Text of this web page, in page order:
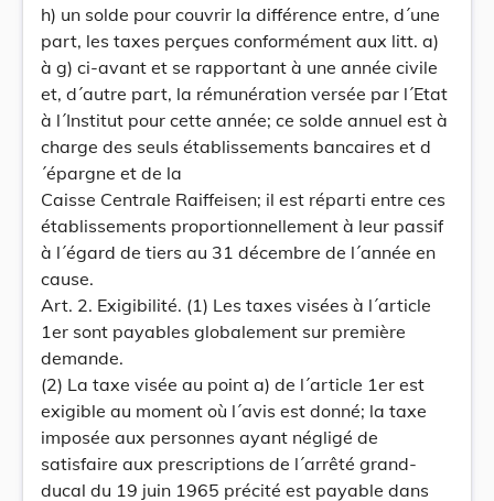
h) un solde pour couvrir la différence entre, d´une
part, les taxes perçues conformément aux litt. a)
à g) ci-avant et se rapportant à une année civile
et, d´autre part, la rémunération versée par l´Etat
à l´Institut pour cette année; ce solde annuel est à
charge des seuls établissements bancaires et d
´épargne et de la
Caisse Centrale Raiffeisen; il est réparti entre ces
établissements proportionnellement à leur passif
à l´égard de tiers au 31 décembre de l´année en
cause.
Art. 2. Exigibilité. (1) Les taxes visées à l´article
1er sont payables globalement sur première
demande.
(2) La taxe visée au point a) de l´article 1er est
exigible au moment où l´avis est donné; la taxe
imposée aux personnes ayant négligé de
satisfaire aux prescriptions de l´arrêté grand-
ducal du 19 juin 1965 précité est payable dans